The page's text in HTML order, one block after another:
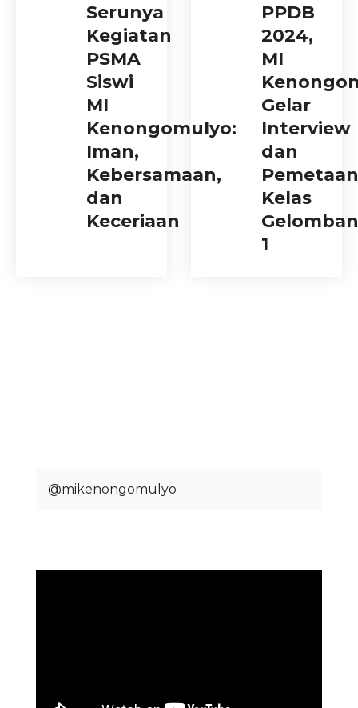
Serunya
Kegiatan
PSMA
Siswi
MI
Kenongomulyo:
Iman,
Kebersamaan,
dan
Keceriaan
PPDB
2024,
MI
Gelar
Interview
dan
Pemetaan
Kelas
1
@mikenongomulyo